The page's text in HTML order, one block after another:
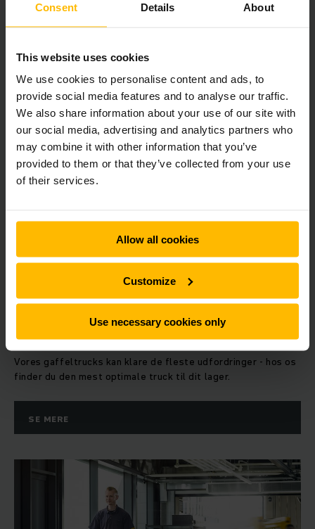
Consent Details About
This website uses cookies
We use cookies to personalise content and ads, to
provide social media features and to analyse our traffic.
We also share information about your use of our site with
our social media, advertising and analytics partners who
may combine it with other information that you’ve
provided to them or that they’ve collected from your use
of their services.
Allow all cookies
Customize
Use necessary cookies only
problemer. Find ud af, hvilken af vores smalgangstrucks, der
passer bedst til de individuelle behov på dit lager.
Gaffeltrucks
Vores gaffeltrucks kan klare de fleste udfordringer - hos os
finder du den mest optimale truck til dit lager.
SE MERE